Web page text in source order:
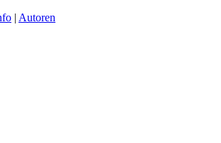
| Autoren